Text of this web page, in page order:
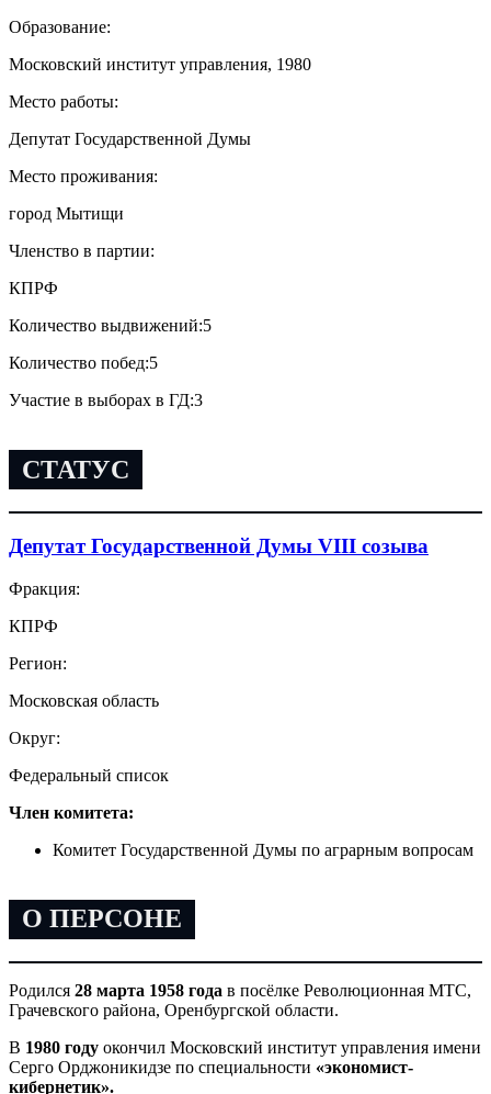
Образование:
Московский институт управления, 1980
Место работы:
Депутат Государственной Думы
Место проживания:
город Мытищи
Членство в партии:
КПРФ
Количество выдвижений:5
Количество побед:5
Участие в выборах в ГД:3
СТАТУС
Депутат Государственной Думы VIII созыва
Фракция:
КПРФ
Регион:
Московская область
Округ:
Федеральный список
Член комитета:
Комитет Государственной Думы по аграрным вопросам
О ПЕРСОНЕ
Родился 28 марта 1958 года в посёлке Революционная МТС,
Грачевского района, Оренбургской области.
В 1980 году окончил Московский институт управления имени
Серго Орджоникидзе по специальности «экономист-
кибернетик».